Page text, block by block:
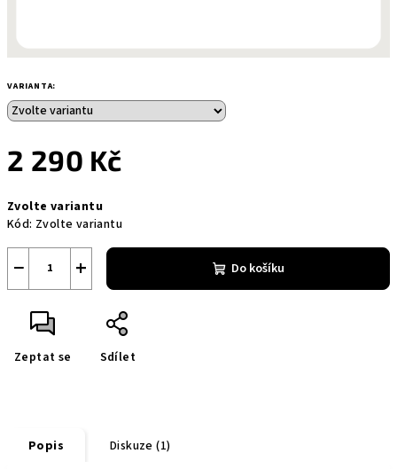
VARIANTA:
2 290 Kč
cena:
Zvolte variantu
Kód: Zvolte variantu
+
− Do košíku
Zeptat se Sdílet
Popis Diskuze (1)